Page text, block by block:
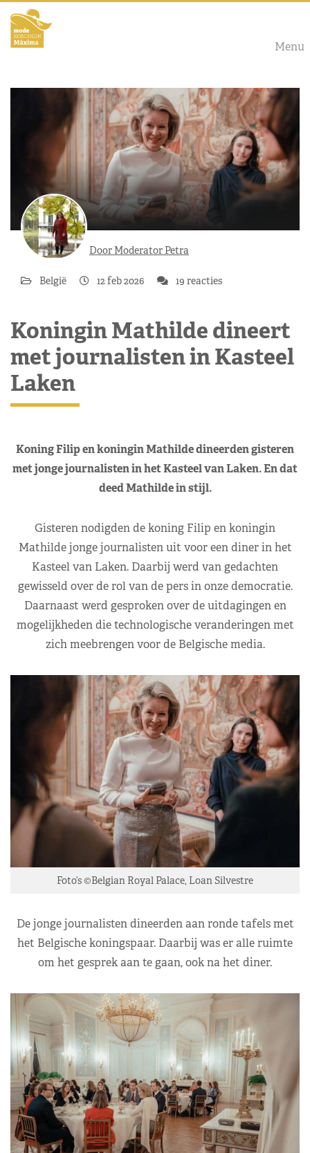
Menu
Door Moderator Petra
België 12 feb 2026 19 reacties
Koningin Mathilde dineert
met journalisten in Kasteel
Laken
Koning Filip en koningin Mathilde dineerden gisteren
met jonge journalisten in het Kasteel van Laken. En dat
deed Mathilde in stijl.
Gisteren nodigden de koning Filip en koningin
Mathilde jonge journalisten uit voor een diner in het
Kasteel van Laken. Daarbij werd van gedachten
gewisseld over de rol van de pers in onze democratie.
Daarnaast werd gesproken over de uitdagingen en
mogelijkheden die technologische veranderingen met
zich meebrengen voor de Belgische media.
Foto’s ©Belgian Royal Palace, Loan Silvestre
De jonge journalisten dineerden aan ronde tafels met
het Belgische koningspaar. Daarbij was er alle ruimte
om het gesprek aan te gaan, ook na het diner.